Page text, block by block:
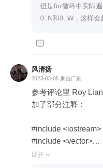
            }
return
    }
        //初始状态
// dp[tn][0] = 0
int[][] dp = new
for (int i = 0; i <
            dp[i][0]=0;
        }
            dp[0][i]=0;
        }
但是for循环中实际
0..N和0..W，这样会

风清扬
2023-03-05 来自广东
参考评论里 Roy
加了部分注释：
#include <iostream>
#include <vector>
#include <cmath>
展开 